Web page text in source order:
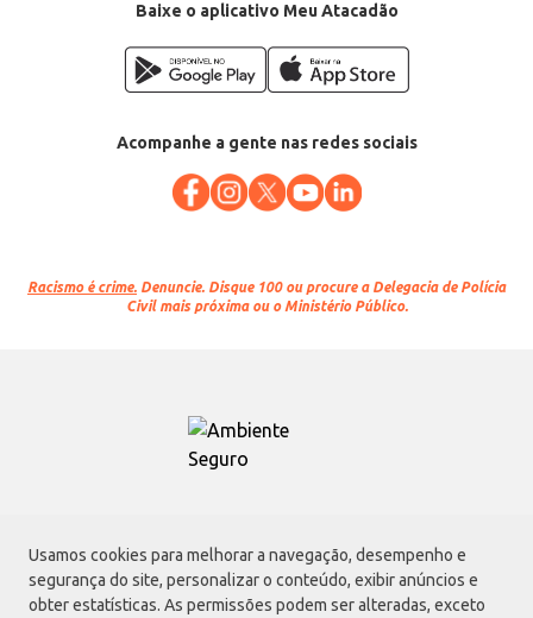
Usamos cookies para melhorar a navegação, desempenho e
segurança do site, personalizar o conteúdo, exibir anúncios e
obter estatísticas. As permissões podem ser alteradas, exceto
Baixe o aplicativo Meu Atacadão
Acompanhe a gente nas redes sociais
Racismo é crime. Denuncie. Disque 100 ou procure a Delegacia de Polícia
Civil mais próxima ou o Ministério Público.
Atacadão S.A.
Avenida Morvan Dias de Figueiredo, 6169, Vila Maria, São Paulo - SP | CEP
02170-901 | CNPJ: 75.315.333/0001-09